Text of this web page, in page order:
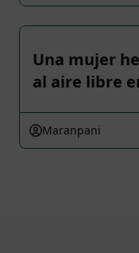
Una mujer
al aire libre
Maranpani